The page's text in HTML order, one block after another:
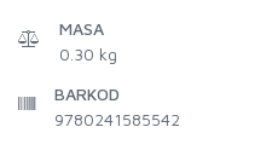
MASA
0.30 kg
BARKOD
9780241585542